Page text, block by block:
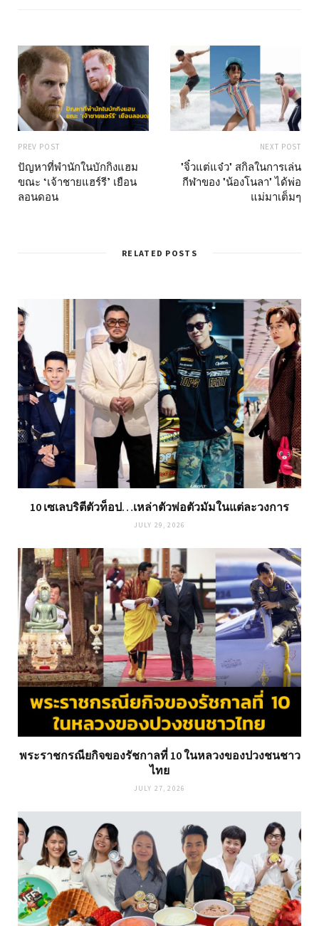
PREV POST
ปัญหาที่พำนักในบักกิงแฮม
ขณะ ‘เจ้าชายแฮร์รี’ เยือน
ลอนดอน
NEXT POST
"จิ๋วแต่แจ๋ว" สกิลในการเล่น
กีฬาของ "น้องโนลา" ได้พ่อ
แม่มาเต็มๆ
RELATED POSTS
10 เซเลบริตีตัวท็อป…เหล่าตัวพ่อตัวมัมในแต่ละวงการ
JULY 29, 2026
พระราชกรณียกิจของรัชกาลที่ 10 ในหลวงของปวงชนชาว
ไทย
JULY 27, 2026